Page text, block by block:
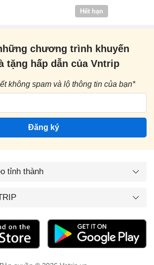
Hết hạn
chương trình khuyến
tặng hấp dẫn của Vntrip
không spam và lộ thông tin của bạn*
Đăng ký
tỉnh thành